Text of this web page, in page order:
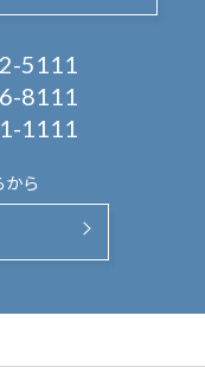
5111
8111
1111
から